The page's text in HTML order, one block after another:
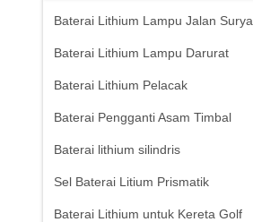
Baterai Lithium Lampu Jalan Surya
Baterai Lithium Lampu Darurat
Baterai Lithium Pelacak
Baterai Pengganti Asam Timbal
Baterai lithium silindris
Sel Baterai Litium Prismatik
Baterai Lithium untuk Kereta Golf